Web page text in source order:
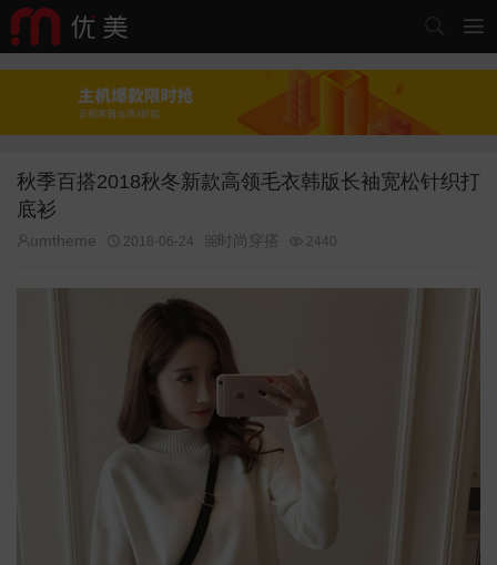

秋季百搭2018秋冬新款高领毛衣韩版长袖宽松针织打
底衫
umtheme  2018-06-24  时尚穿搭  2440